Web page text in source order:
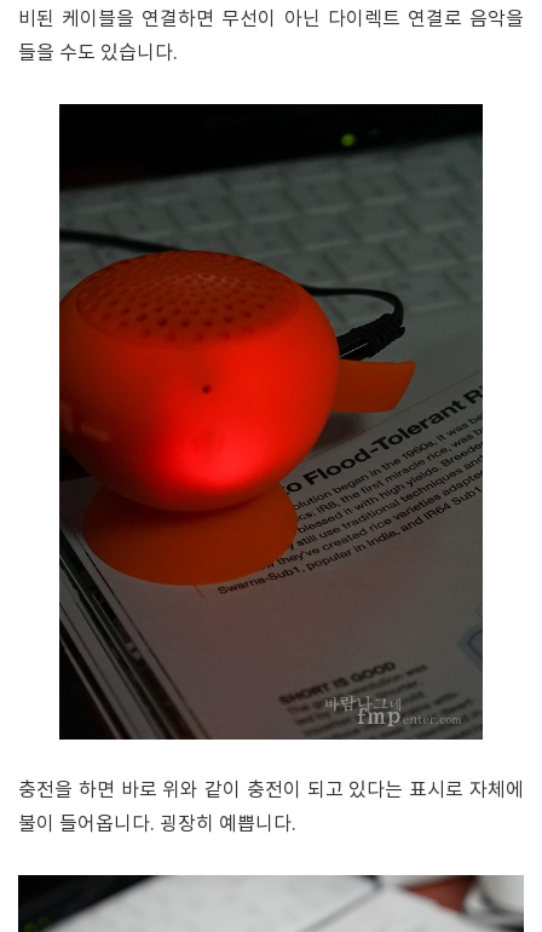
비된 케이블을 연결하면 무선이 아닌 다이렉트 연결로 음악을
들을 수도 있습니다.
충전을 하면 바로 위와 같이 충전이 되고 있다는 표시로 자체에
불이 들어옵니다. 굉장히 예쁩니다.